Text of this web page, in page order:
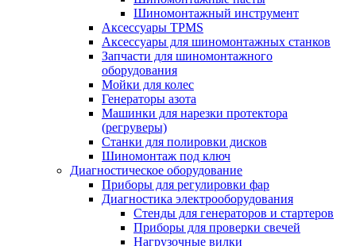
Шиномонтажный инструмент
Аксессуары TPMS
Аксессуары для шиномонтажных станков
Запчасти для шиномонтажного
оборудования
Мойки для колес
Генераторы азота
Машинки для нарезки протектора
(регруверы)
Станки для полировки дисков
Шиномонтаж под ключ
Диагностическое оборудование
Приборы для регулировки фар
Диагностика электрооборудования
Стенды для генераторов и стартеров
Приборы для проверки свечей
Нагрузочные вилки